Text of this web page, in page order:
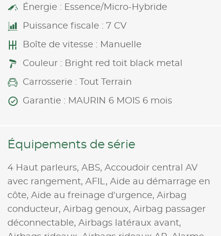
Énergie : Essence/Micro-Hybride
Puissance fiscale : 7 CV
Boîte de vitesse : Manuelle
Couleur : Bright red toit black metal
Carrosserie : Tout Terrain
Garantie : MAURIN 6 MOIS 6 mois
Équipements de série
4 Haut parleurs, ABS, Accoudoir central AV
avec rangement, AFIL, Aide au démarrage en
côte, Aide au freinage d'urgence, Airbag
conducteur, Airbag genoux, Airbag passager
déconnectable, Airbags latéraux avant,